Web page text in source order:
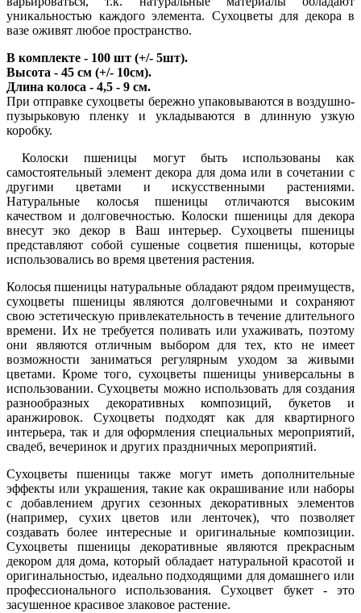
уникальностью каждого элемента. Сухоцветы для декора в
вазе оживят любое пространство.
В комплекте - 100 шт (+/- 5шт).
Высота - 45 см (+/- 10см).
Длина колоса - 4,5 - 9 см.
При отправке сухоцветы бережно упаковываются в воздушно-
пузырьковую пленку и укладываются в длинную узкую
коробку.
Колоски пшеницы могут быть использованы как
самостоятельный элемент декора для дома или в сочетании с
другими цветами и искусственными растениями.
Натуральные колосья пшеницы отличаются высоким
качеством и долговечностью. Колоски пшеницы для декора
внесут эко декор в Ваш интерьер. Сухоцветы пшеницы
представляют собой сушеные соцветия пшеницы, которые
использовались во время цветения растения.
Колосья пшеницы натуральные обладают рядом преимуществ,
сухоцветы пшеницы являются долговечными и сохраняют
свою эстетическую привлекательность в течение длительного
времени. Их не требуется поливать или ухаживать, поэтому
они являются отличным выбором для тех, кто не имеет
возможности заниматься регулярным уходом за живыми
цветами. Кроме того, сухоцветы пшеницы универсальны в
использовании. Сухоцветы можно использовать для создания
разнообразных декоративных композиций, букетов и
аранжировок. Сухоцветы подходят как для квартирного
интерьера, так и для оформления специальных мероприятий,
свадеб, вечеринок и других праздничных мероприятий.
Сухоцветы пшеницы также могут иметь дополнительные
эффекты или украшения, такие как окрашивание или наборы
с добавлением других сезонных декоративных элементов
(например, сухих цветов или ленточек), что позволяет
создавать более интересные и оригинальные композиции.
Сухоцветы пшеницы декоративные являются прекрасным
декором для дома, который обладает натуральной красотой и
оригинальностью, идеально подходящими для домашнего или
профессионального использования. Сухоцвет букет - это
засушенное красивое злаковое растение.